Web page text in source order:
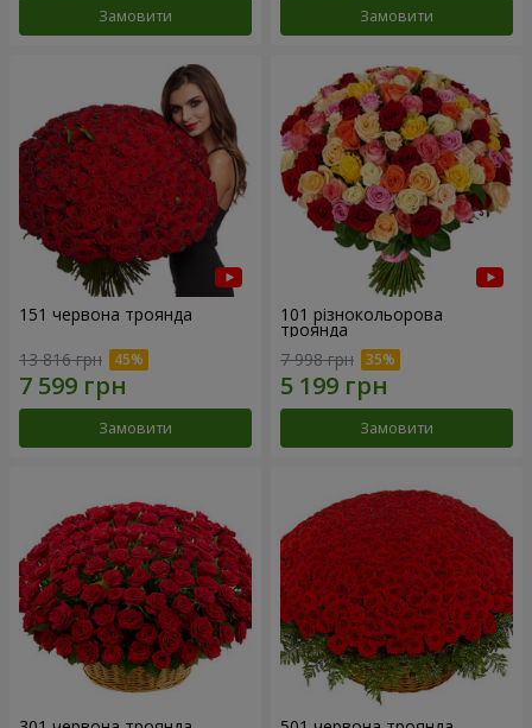
Замовити Замовити
151 червона троянда
13 816 грн
Замовити
101 різнокольорова
троянда
7 998 грн
Замовити